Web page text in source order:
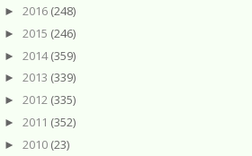
► 2016 (248)
► 2015 (246)
► 2014(359)
► 2013 (339)
► 2012 (335)
► 2011 (352)
► 2010 (23)